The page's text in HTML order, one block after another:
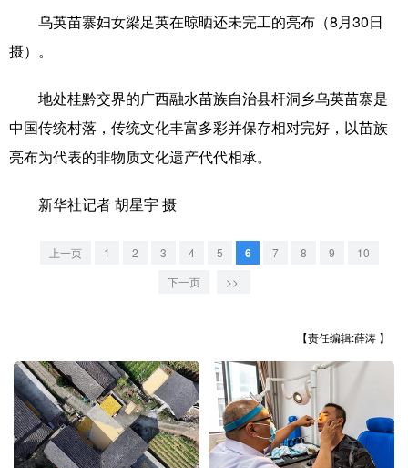
公益 一带一路 亚太网 上市公司
文化产业
地方频道
辽宁 吉林
浙江 安徽 福建 江西
湖北
四川 贵州 云南 西藏
陕西 甘肃 青海 宁夏
新疆 内蒙古 黑龙江
乌英苗寨妇女梁足英在晾晒还未完工的亮布（8月30日
摄）。
地处桂黔交界的广西融水苗族自治县杆洞乡乌英苗寨是
中国传统村落，传统文化丰富多彩并保存相对完好，以苗族
亮布为代表的非物质文化遗产代代相承。
新华社记者 胡星宇 摄
上一页 1 2 3 4 5 6 7 8 9
10
下一页
>>|
【责任编辑:薛涛 】